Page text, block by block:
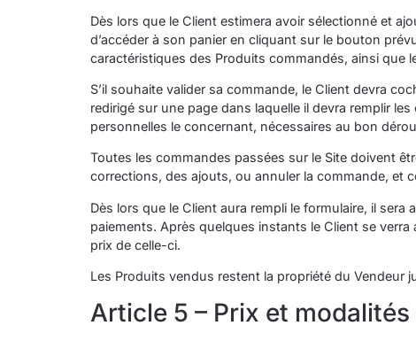
Dès lors que le Client estimera avoir sélectionné et
d’accéder à son panier en cliquant sur le bouton
caractéristiques des Produits commandés, ainsi que
S’il souhaite valider sa commande, le Client devra
redirigé sur une page dans laquelle il devra remplir
personnelles le concernant, nécessaires au bon
Toutes les commandes passées sur le Site doivent
corrections, des ajouts, ou annuler la commande, et
Dès lors que le Client aura rempli le formulaire, il
paiements. Après quelques instants le Client se
prix de celle-ci.
Les Produits vendus restent la propriété du Vendeur
Article 5 – Prix et